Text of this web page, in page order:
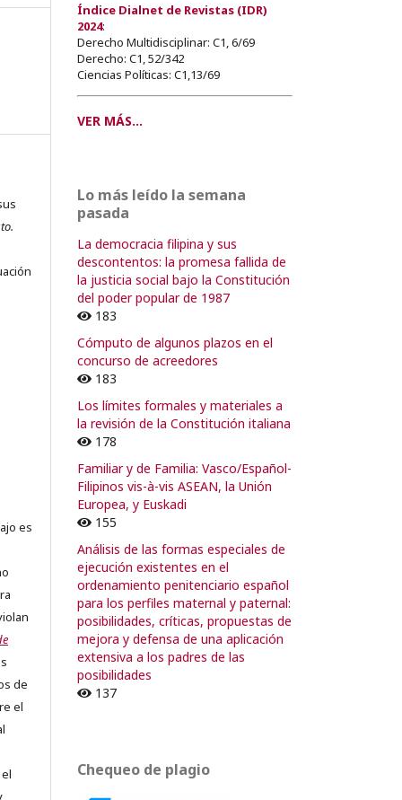
es
de
el
Índice Dialnet de Revistas (IDR)
2024:
Derecho Multidisciplinar: C1, 6/69
Derecho: C1, 52/342
Ciencias Políticas: C1,13/69
VER MÁS...
Lo más leído la semana
pasada
La democracia filipina y sus
descontentos: la promesa fallida de
la justicia social bajo la Constitución
del poder popular de 1987
183
Cómputo de algunos plazos en el
concurso de acreedores
183
Los límites formales y materiales a
la revisión de la Constitución italiana
178
Familiar y de Familia: Vasco/Español-
Filipinos vis-à-vis ASEAN, la Unión
Europea, y Euskadi
155
Análisis de las formas especiales de
ejecución existentes en el
ordenamiento penitenciario español
para los perfiles maternal y paternal:
posibilidades, críticas, propuestas de
mejora y defensa de una aplicación
extensiva a los padres de las
posibilidades
137
Chequeo de plagio